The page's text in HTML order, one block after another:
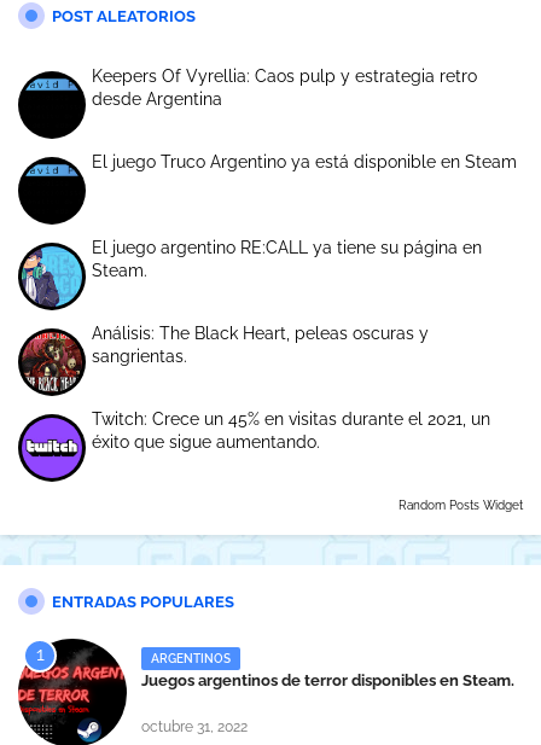
POST ALEATORIOS
Keepers Of Vyrellia: Caos pulp y estrategia retro
desde Argentina
El juego Truco Argentino ya está disponible en Steam
El juego argentino RE:CALL ya tiene su página en
Steam.
Análisis: The Black Heart, peleas oscuras y
sangrientas.
Twitch: Crece un 45% en visitas durante el 2021, un
éxito que sigue aumentando.
Random Posts Widget
ENTRADAS POPULARES
ARGENTINOS
Juegos argentinos de terror disponibles en Steam.
octubre 31, 2022